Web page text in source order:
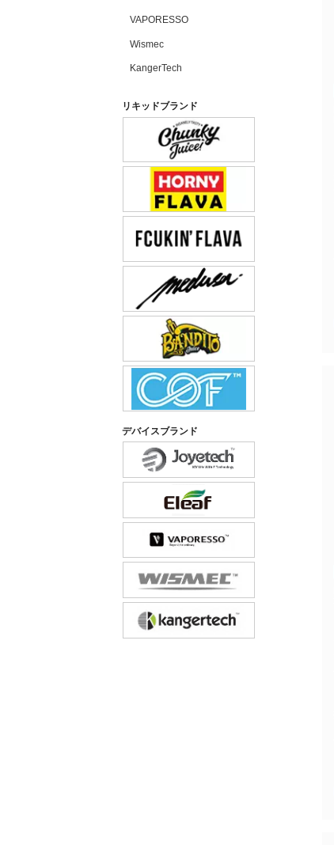
VAPORESSO
Wismec
KangerTech
リキッドブランド
デバイスブランド